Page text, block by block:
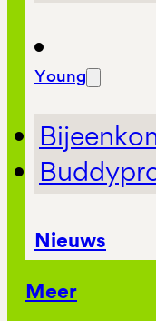
Young
Nieuws
Meer